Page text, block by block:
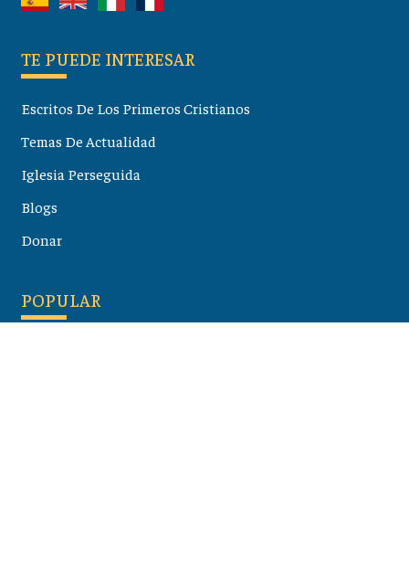
TE PUEDE INTERESAR
Escritos De Los Primeros Cristianos
Temas De Actualidad
Iglesia Perseguida
Blogs
Donar
POPULAR